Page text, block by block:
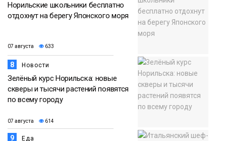
Норильские школьники бесплатно
отдохнут на берегу Японского моря
07 августа 633
8 Новости
Зелёный курс Норильска: новые
скверы и тысячи растений появятся
по всему городу
07 августа 614
9 Еда